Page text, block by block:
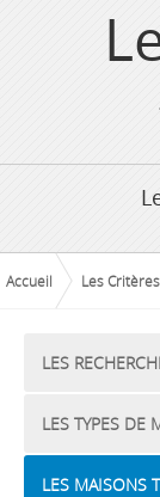
Accueil Les
LES
LES TYPES DE
LES MAISONS